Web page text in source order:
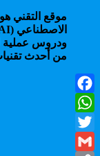
موقع التقني
ودروس عملية
من أحدث
Facebook
WhatsApp
Twitter